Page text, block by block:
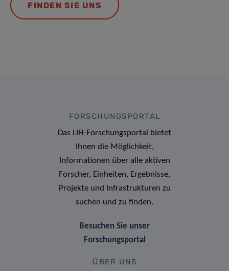
FINDEN SIE UNS
FORSCHUNGSPORTAL
Das LIH-Forschungsportal bietet
Ihnen die Möglichkeit,
Informationen über alle aktiven
Forscher, Einheiten, Ergebnisse,
Projekte und Infrastrukturen zu
suchen und zu finden.
Besuchen Sie unser
Forschungsportal
ÜBER UNS